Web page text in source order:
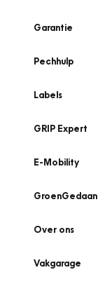
Garantie
Pechhulp
Labels
GRIP Expert
E-Mobility
GroenGedaan
Over ons
Vakgarage